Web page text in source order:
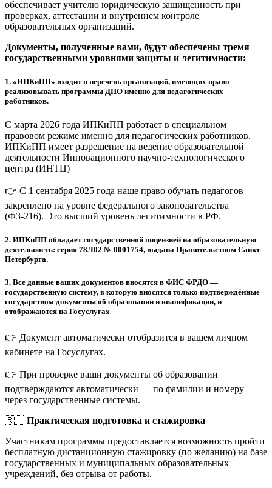
обеспечивает учителю юридическую защищенность при
проверках, аттестации и внутреннем контроле
образовательных организаций.
Документы, полученные вами, будут обеспечены тремя
государственными уровнями защиты и легитимности:
1. «ИПКиПП» входит в перечень организаций, имеющих право
реализовывать программы ДПО именно для педагогических
работников.
С марта 2026 года ИПКиПП работает в специальном
правовом режиме именно для педагогических работников.
ИПКиПП имеет разрешение на ведение образовательной
деятельности Инновационного научно-технологического
центра (ИНТЦ)
👉 С 1 сентября 2025 года наше право обучать педагогов
закреплено на уровне федерального законодательства
(ФЗ-216). Это высший уровень легитимности в РФ.
2. ИПКиПП обладает государственной лицензией на образовательную
деятельность: серия 78Л02 № 0001754, выдана Правительством Санкт-
Петербурга.
3. Все данные ваших документов вносятся в ФИС ФРДО —
государственную систему, в которую вносятся только подтверждённые
государством документы об образовании и квалификации, и
отображаются на Госуслугах
👉 Документ автоматически отобразится в вашем личном
кабинете на Госуслугах.
👉 При проверке ваши документы об образовании
подтверждаются автоматически — по фамилии и номеру
через государственные системы.
🇷🇺 Практическая подготовка и стажировка
Участникам программы предоставляется возможность пройти
бесплатную дистанционную стажировку (по желанию) на базе
государственных и муниципальных образовательных
учреждений, без отрыва от работы.